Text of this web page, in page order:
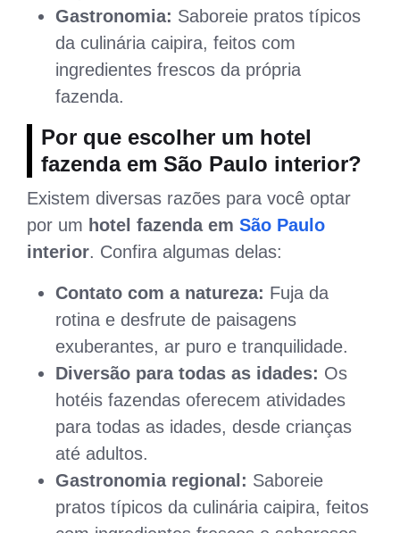
Gastronomia: Saboreie pratos típicos
da culinária caipira, feitos com
ingredientes frescos da própria
fazenda.
Por que escolher um hotel
fazenda em São Paulo interior?
Existem diversas razões para você optar
por um hotel fazenda em São Paulo
interior. Confira algumas delas:
Contato com a natureza: Fuja da
rotina e desfrute de paisagens
exuberantes, ar puro e tranquilidade.
Diversão para todas as idades: Os
hotéis fazendas oferecem atividades
para todas as idades, desde crianças
até adultos.
Gastronomia regional: Saboreie
pratos típicos da culinária caipira, feitos